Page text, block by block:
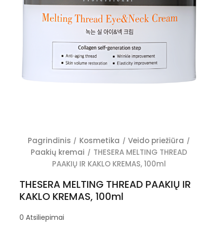
Pagrindinis Kosmetika
Veido priežiūra
Paakių kremai
THESERA MELTING THREAD
PAAKIŲ IR KAKLO KREMAS, 100ml
THESERA MELTING THREAD PAAKIŲ IR
KAKLO KREMAS, 100ml
0 Atsiliepimai